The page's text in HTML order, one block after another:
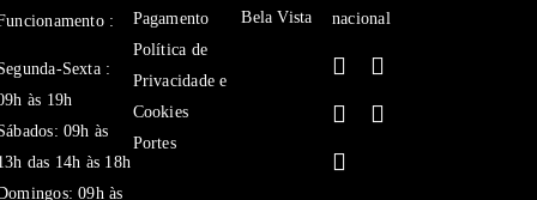
:
Sexta :
às 19h
09h às
das 14h às 18h
09h às
Pagamento
Política de
Privacidade e
Cookies
Portes
Bela Vista
nacional